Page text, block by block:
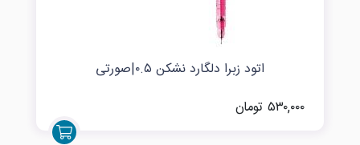
اتود زبرا دلگارد نشکن ۰.۵|صورتی
۵۳۰,۰۰۰ تومان